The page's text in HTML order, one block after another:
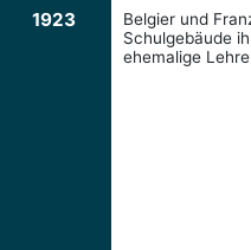
1923
Belgier und
Schulgebäude
ehemalige